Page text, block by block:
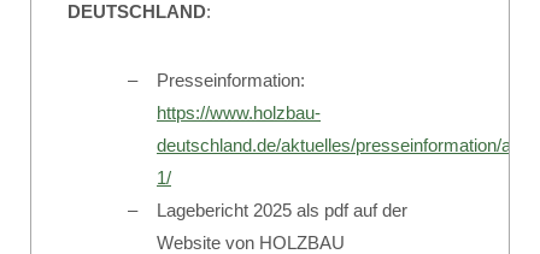
DEUTSCHLAND:
Presseinformation:
https://www.holzbau-
deutschland.de/aktuelles/presseinformation/
1/
Lagebericht 2025 als pdf auf der
Website von HOLZBAU